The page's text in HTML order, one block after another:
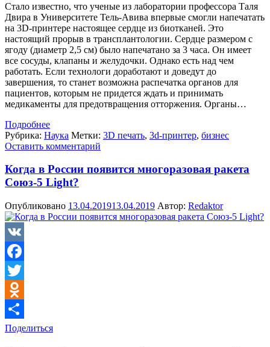
Стало известно, что ученые из лаборатории профессора Таля
Двира в Университете Тель-Авива впервые смогли напечатать
на 3D-принтере настоящее сердце из биотканей. Это
настоящий прорыв в трансплантологии. Сердце размером с
ягоду (диаметр 2,5 см) было напечатано за 3 часа. Он имеет
все сосуды, клапаны и желудочки. Однако есть над чем
работать. Если технологи доработают и доведут до
завершения, то станет возможна распечатка органов для
пациентов, которым не придется ждать и принимать
медикаменты для предотвращения отторжения. Органы…
Подробнее
Рубрика: Наука Метки: 3D печать, 3d-принтер, бизнес
Оставить комментарий
Когда в России появится многоразовая ракета
Союз-5 Light?
Опубликовано 13.04.201913.04.2019 Автор: Redaktor
VK
Facebook
Twitter
Odnoklassniki
Поделиться